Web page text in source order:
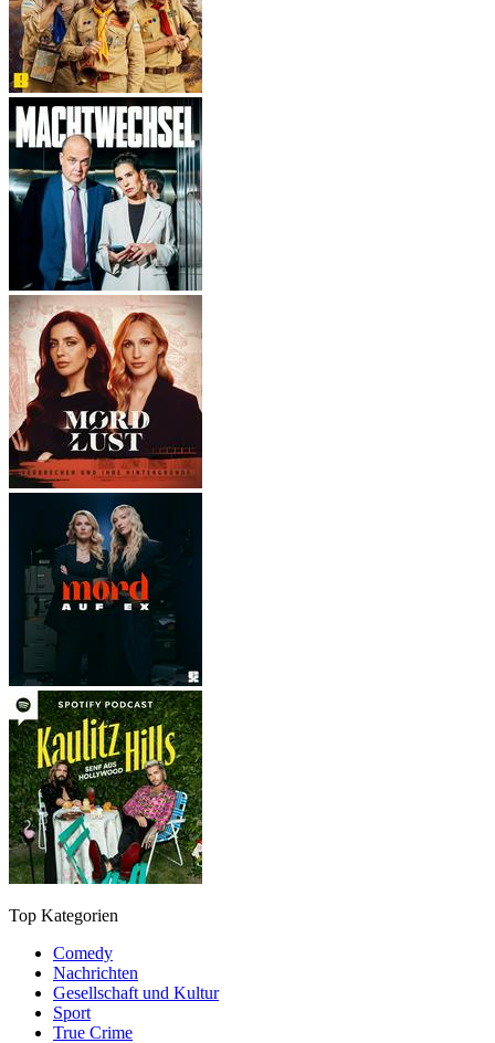
Top Kategorien
Comedy
Nachrichten
Gesellschaft und Kultur
Sport
True Crime